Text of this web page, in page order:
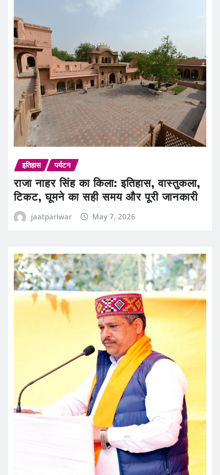
इतिहास पर्यटन
राजा नाहर सिंह का किला: इतिहास, वास्तुकला,
टिकट, घूमने का सही समय और पूरी जानकारी
jaatpariwar May 7, 2026